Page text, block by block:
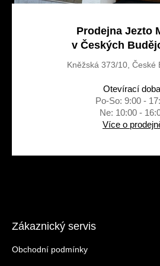
Prodejna Jezto
v Českých
Kněžská 373/10, České
Otevírací
Po-So: 9:00 -
Ne: 10:00 -
Více o
Zákaznický servis
Obchodní podmínky